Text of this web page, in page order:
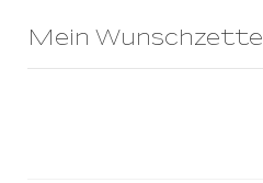
Mein Wunschzettel